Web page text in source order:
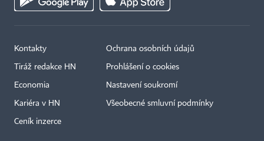
Kontakty
Tiráž redakce HN
Economia
Kariéra v HN
Ceník inzerce
Ochrana osobních údajů
Prohlášení o cookies
Nastavení soukromí
Všeobecné smluvní podmínky